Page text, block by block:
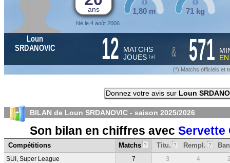
ans
Né le 4 août 2006
1,80 m 71 kg
Loun
SRDANOVIC
12 MATCHS
JOUES (*) & 571
(*) Matchs officiels et
Donnez votre avis sur Loun
BILAN de Loun SRDANOVIC - saison 2025/2026
Son bilan en chiffres avec Servette
Compétitions Matchs ? Titu. ? Rempl. ?
SUI, Super League 7 3 4